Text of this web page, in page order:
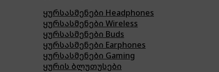
ყურსასმენები Headphones
ყურსასმენები Wireless
ყურსასმენები Buds
ყურსასმენები Earphones
ყურსასმენები Gaming
ყურის ბლუთუსები